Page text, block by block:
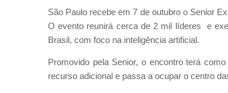
São Paulo recebe em 7 de outubro o Senior
O evento reunirá cerca de 2 mil líderes e
Brasil, com foco na inteligência artificial.
Promovido pela Senior, o encontro terá
recurso adicional e passa a ocupar o centro